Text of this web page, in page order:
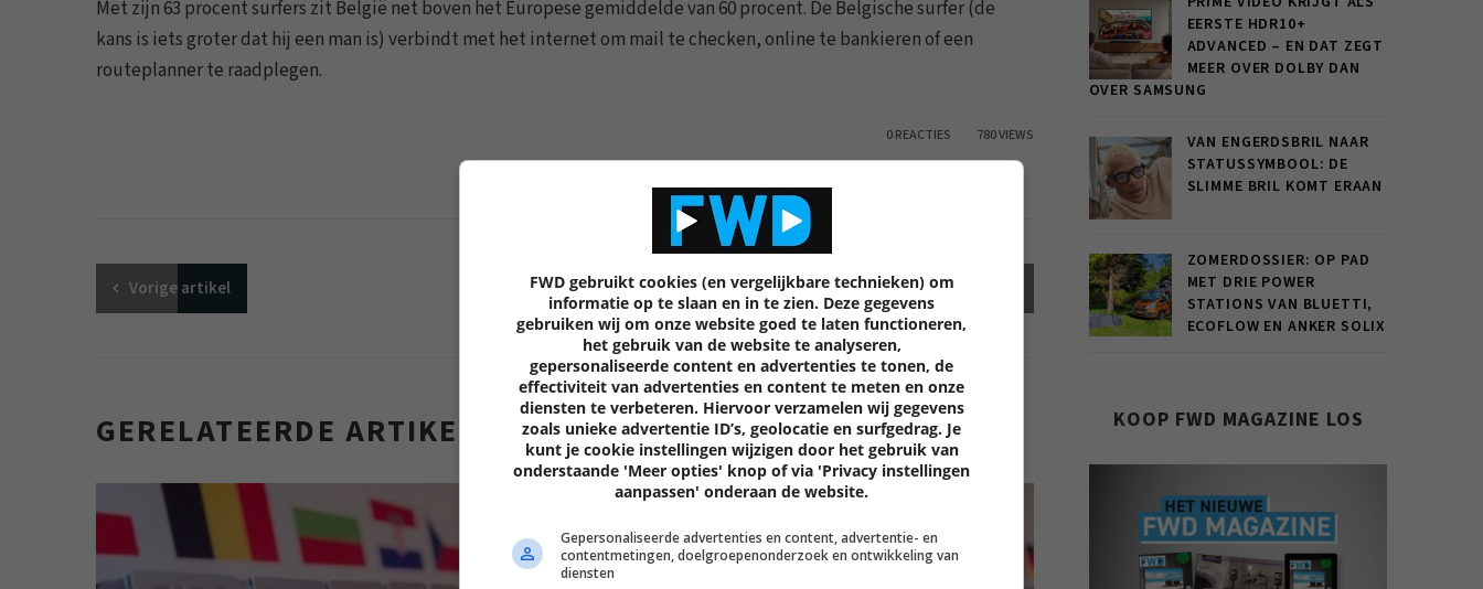
Met zijn 63 procent surfers zit België net boven het Europese gemiddelde van 60 procent. De Belgische surfer (de
kans is iets groter dat hij een man is) verbindt met het internet om mail te checken, online te bankieren of een
routeplanner te raadplegen.
0 REACTIES 780 VIEWS
Vorigeartikel Volgendeartikel
GERELATEERDE ARTIKELEN
EERSTE HDR10+
ADVANCED – EN DAT ZEGT
MEER OVER DOLBY DAN
OVER SAMSUNG
VAN ENGERDSBRIL NAAR
STATUSSYMBOOL: DE
SLIMME BRIL KOMT ERAAN
ZOMERDOSSIER: OP PAD
MET DRIE POWER
STATIONS VAN BLUETTI,
ECOFLOW EN ANKER SOLIX
KOOP FWD MAGAZINE LOS
FWD gebruikt cookies (en vergelijkbare technieken) om
informatie op te slaan en in te zien. Deze gegevens
gebruiken wij om onze website goed te laten functioneren,
het gebruik van de website te analyseren,
gepersonaliseerde content en advertenties te tonen, de
effectiviteit van advertenties en content te meten en onze
diensten te verbeteren. Hiervoor verzamelen wij gegevens
zoals unieke advertentie ID’s, geolocatie en surfgedrag. Je
kunt je cookie instellingen wijzigen door het gebruik van
onderstaande 'Meer opties' knop of via 'Privacy instellingen
aanpassen' onderaan de website.
Gepersonaliseerde advertenties en content, advertentie- en
contentmetingen, doelgroepenonderzoek en ontwikkeling van
diensten